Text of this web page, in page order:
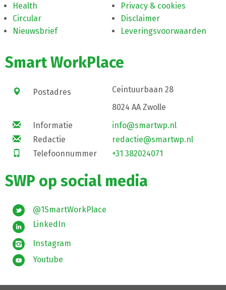
Health
Circular
Nieuwsbrief
Privacy & cookies
Disclaimer
Leveringsvoorwaarden
Smart WorkPlace
Postadres
Ceintuurbaan 28
8024 AA Zwolle
Informatie
info@smartwp.nl
Redactie
redactie@smartwp.nl
Telefoonnummer
+31 382024071
SWP op social media
@1SmartWorkPlace
LinkedIn
Instagram
Youtube